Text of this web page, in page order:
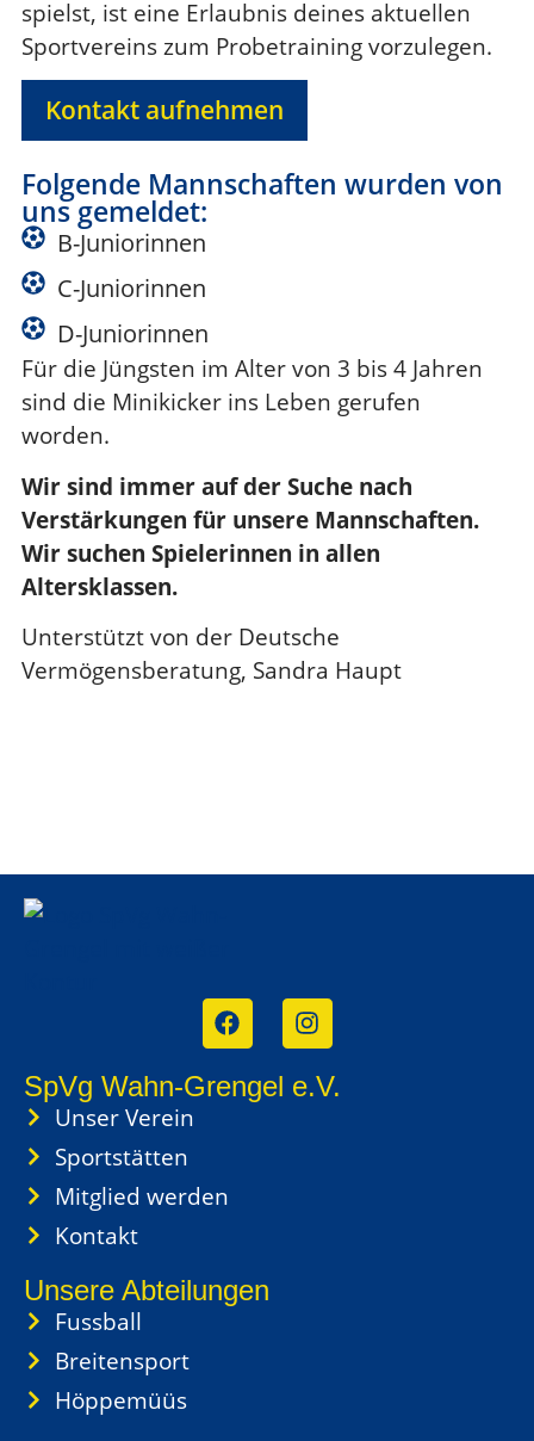
spielst, ist eine Erlaubnis deines aktuellen
Sportvereins zum Probetraining vorzulegen.
Kontakt aufnehmen
Folgende Mannschaften wurden von
uns gemeldet:
B-Juniorinnen
C-Juniorinnen
D-Juniorinnen
Für die Jüngsten im Alter von 3 bis 4 Jahren
sind die Minikicker ins Leben gerufen
worden.
Wir sind immer auf der Suche nach
Verstärkungen für unsere Mannschaften.
Wir suchen Spielerinnen in allen
Altersklassen.
Unterstützt von der Deutsche
Vermögensberatung, Sandra Haupt
SpVg Wahn-Grengel e.V.
Unser Verein
Sportstätten
Mitglied werden
Kontakt
Unsere Abteilungen
Fussball
Breitensport
Höppemüüs